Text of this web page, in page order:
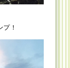
！